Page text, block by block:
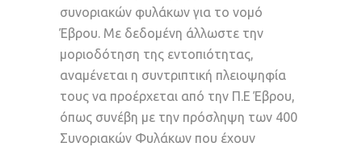
συνοριακών φυλάκων για το νομό
Έβρου. Με δεδομένη άλλωστε την
μοριοδότηση της εντοπιότητας,
αναμένεται η συντριπτική πλειοψηφία
τους να προέρχεται από την Π.Ε Έβρου,
όπως συνέβη με την πρόσληψη των 400
Συνοριακών Φυλάκων που έχουν